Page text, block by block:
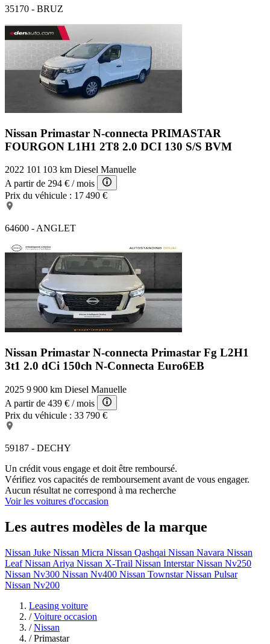
35170 - BRUZ
Nissan Primastar N-connecta PRIMASTAR
FOURGON L1H1 2T8 2.0 DCI 130 S/S BVM
2022 101 103 km Diesel Manuelle
A partir de 294 € / mois
Prix du véhicule : 17 490 €
64600 - ANGLET
Nissan Primastar N-connecta Primastar Fg L2H1
3t1 2.0 dCi 150ch N-Connecta Euro6EB
2025 9 900 km Diesel Manuelle
A partir de 439 € / mois
Prix du véhicule : 33 790 €
59187 - DECHY
Un crédit vous engage et doit être remboursé.
Vérifiez vos capacités de remboursement avant de vous engager.
Aucun résultat ne correspond à ma recherche
Voir les voitures d'occasion
Les autres modèles de la marque
Nissan Juke Nissan Micra Nissan Qashqai Nissan Navara Nissan
Leaf Nissan Ariya Nissan X-Trail Nissan Interstar Nissan Nv250
Nissan Nv300 Nissan Nv400 Nissan Townstar Nissan Pulsar
Nissan Nv200
Leasing voiture
/ Voiture occasion
/ Nissan
/ Primastar